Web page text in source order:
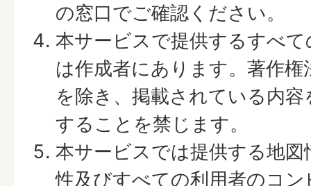
の窓口でご確認ください。
本サービスで提供するすべ
は作成者にあります。著作
を除き、掲載されている内
することを禁じます。
本サービスでは提供する地
性及びすべての利用者のコ